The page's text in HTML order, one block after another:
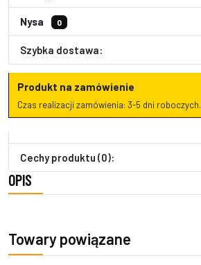
Nysa 0
Szybka dostawa:
Produkt na zamówienie
Czas realizacji zamówienia: 3-5 dni roboczych.
Cechy produktu (0):
OPIS
Towary powiązane